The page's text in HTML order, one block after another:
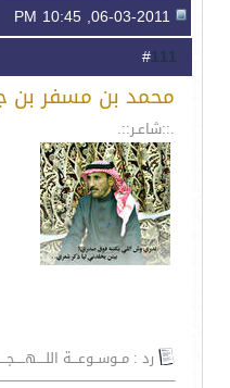
111
محمد بن مسفر بن
.::شاعـر::.
رد : مــوســوعـــة